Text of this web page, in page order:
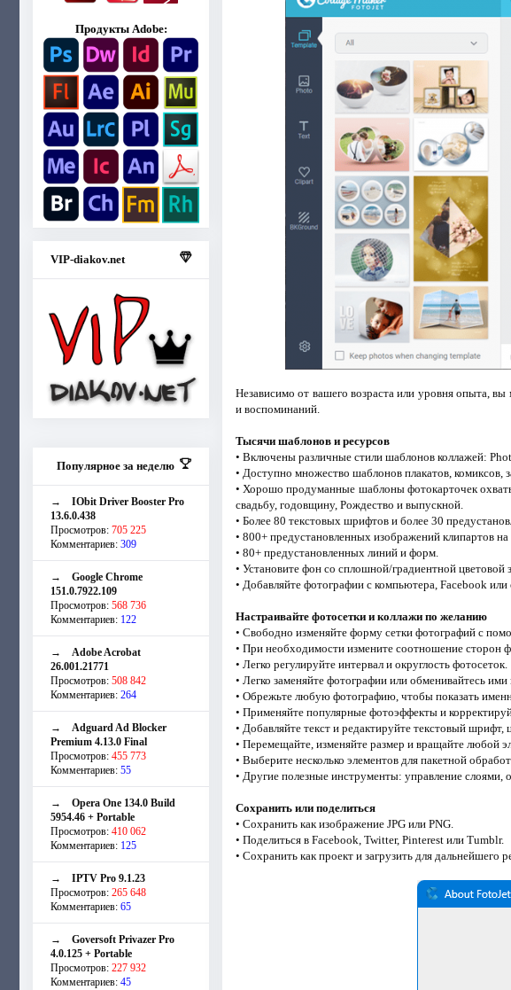
Продукты Adobe:
VIP-diakov.net
Популярное за неделю
→ IObit Driver Booster Pro
13.6.0.438
Просмотров: 705 225
Комментариев: 309
→ Google Chrome
151.0.7922.109
Просмотров: 568 736
Комментариев: 122
→ Adobe Acrobat
26.001.21771
Просмотров: 508 842
Комментариев: 264
→ Adguard Ad Blocker
Premium 4.13.0 Final
Просмотров: 455 773
Комментариев: 55
→ Opera One 134.0 Build
5954.46 + Portable
Просмотров: 410 062
Комментариев: 125
→ IPTV Pro 9.1.23
Просмотров: 265 648
Комментариев: 65
→ Goversoft Privazer Pro
4.0.125 + Portable
Просмотров: 227 932
Комментариев: 45
Независимо от вашего возраста или уровня опыта,
и воспоминаний.
Тысячи шаблонов и ресурсов
• Включены различные стили шаблонов коллажей:
• Доступно множество шаблонов плакатов, комиксов,
• Хорошо продуманные шаблоны фотокарточек
свадьбу, годовщину, Рождество и выпускной.
• Более 80 текстовых шрифтов и более 30
• 800+ предустановленных изображений клипартов
• 80+ предустановленных линий и форм.
• Установите фон со сплошной/градиентной цветовой
• Добавляйте фотографии с компьютера, Facebook или
Настраивайте фотосетки и коллажи по желанию
• Свободно изменяйте форму сетки фотографий с
• При необходимости измените соотношение сторон
• Легко регулируйте интервал и округлость фотосеток.
• Легко заменяйте фотографии или обменивайтесь
• Обрежьте любую фотографию, чтобы показать
• Применяйте популярные фотоэффекты и
• Добавляйте текст и редактируйте текстовый шрифт,
• Перемещайте, изменяйте размер и вращайте любой
• Выберите несколько элементов для пакетной
• Другие полезные инструменты: управление слоями,
Сохранить или поделиться
• Сохранить как изображение JPG или PNG.
• Поделиться в Facebook, Twitter, Pinterest или Tumblr.
• Сохранить как проект и загрузить для дальнейшего